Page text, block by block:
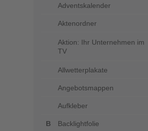
Adventskalender
Aktenordner
Aktion: Ihr Unternehmen im
TV
Allwetterplakate
Angebotsmappen
Aufkleber
Backlightfolie